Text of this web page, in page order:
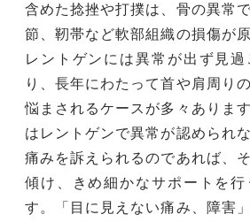
含めた捻挫や打撲は、骨の異常
節、靭帯など軟部組織の損傷が
レントゲンには異常が出ず見
り、長年にわたって首や肩周り
悩まされるケースが多々ありま
はレントゲンで異常が認められ
痛みを訴えられるのであれば、
傾け、きめ細かなサポートを行
す。「目に見えない痛み、障害